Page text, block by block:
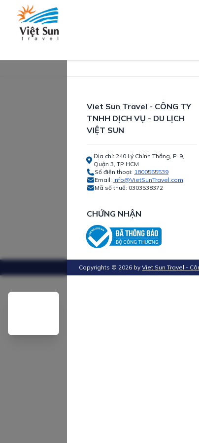
Viet Sun Travel - CÔNG TY
TNHH DỊCH VỤ - DU LỊCH
VIỆT SUN
Địa chỉ: 240 Lý Chính Thắng, P. 9,
Quận 3, TP HCM
Số điện thoại: 1800555539
Email: info@VietSunTravel.com
Mã số thuế: 0303538372
CHỨNG NHẬN
Copyrights © 2026 by Viet Sun Travel -